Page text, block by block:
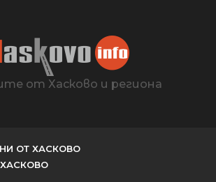
от Хасково и региона
ОТ ХАСКОВО